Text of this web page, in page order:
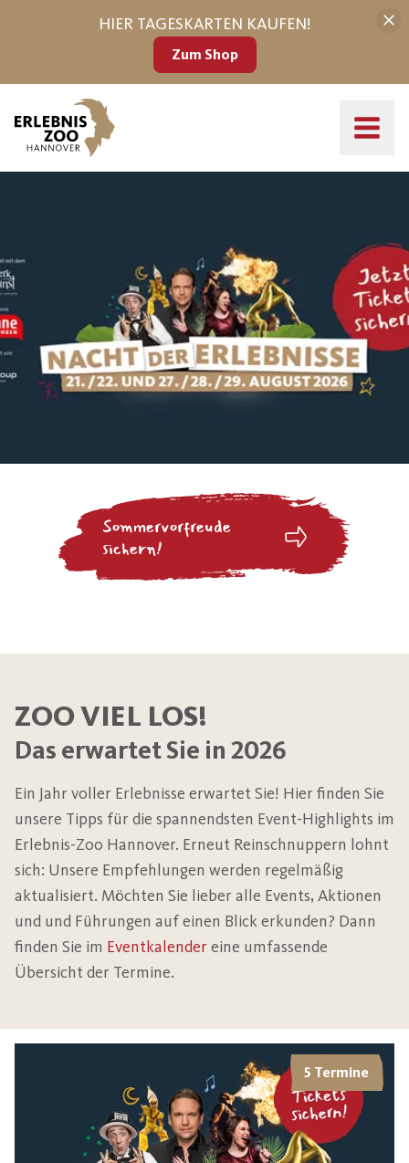
HIER TAGESKARTEN KAUFEN!
Zum Shop
Sommervorfreude
sichern!
ZOO VIEL LOS!
Das erwartet Sie in 2026
Ein Jahr voller Erlebnisse erwartet Sie! Hier finden Sie
unsere Tipps für die spannendsten Event-Highlights im
Erlebnis-Zoo Hannover. Erneut Reinschnuppern lohnt
sich: Unsere Empfehlungen werden regelmäßig
aktualisiert. Möchten Sie lieber alle Events, Aktionen
und und Führungen auf einen Blick erkunden? Dann
finden Sie im Eventkalendereine umfassende
Übersicht der Termine.
5 Termine